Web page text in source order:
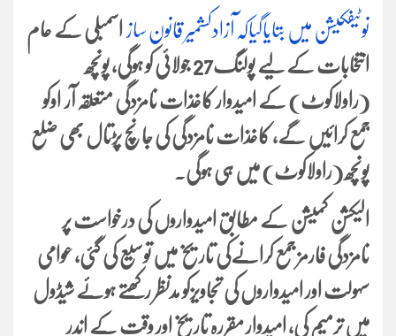
نوٹیفکیشن میں بتایاگیاکہ آزادکشمیر قانون ساز اسمبلی کے عام
انتخابات کے لیے پولنگ27 جولائی کو ہوگی، پونچھ
(راولاکوٹ) کے امیدوار کاغذات نامزدگی متعلقہ آر اوکو
جمع کرائیں گے، کاغذات نامزدگی کی جانچ پڑتال بھی ضلع
پونچھ (راولاکوٹ) میں ہی ہوگی۔
الیکشن کمیشن کے مطابق امیدواروں کی درخواست پر
نامزدگی فارمز جمع کرانےکی تاریخ میں توسیع کی گئی، عوامی
سہولت اور امیدواروں کی تجاویزکو مدنظر رکھتے ہوئے شیڈول
میں ترمیم کی، امیدوار مقررہ تاریخ اور وقت کے اندر